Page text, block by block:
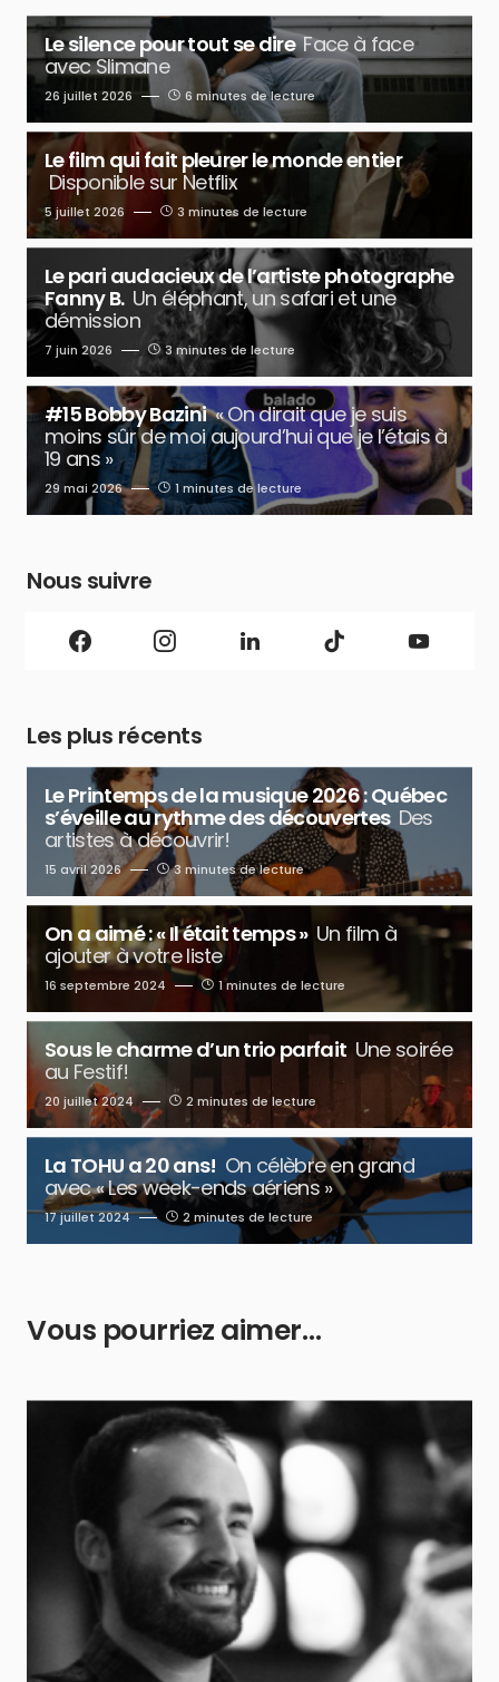
Le silence pour tout se dire Face à face
avec Slimane
26 juillet 2026 6 minutes de lecture
Le film qui fait pleurer le monde entier
Disponible sur Netflix
5 juillet 2026 3 minutes de lecture
Le pari audacieux de l’artiste photographe
Fanny B. Un éléphant, un safari et une
démission
7 juin 2026 3 minutes de lecture
#15 Bobby Bazini « On dirait que je suis
moins sûr de moi aujourd’hui que je l’étais à
19 ans »
29 mai 2026 1 minutes de lecture
Nous suivre
Les plus récents
Le Printemps de la musique 2026 : Québec
s’éveille au rythme des découvertes Des
artistes à découvrir!
15 avril 2026 3 minutes de lecture
On a aimé : « Il était temps » Un film à
ajouter à votre liste
16 septembre 2024 1 minutes de lecture
Sous le charme d’un trio parfait Une soirée
au Festif!
20 juillet 2024 2 minutes de lecture
La TOHU a 20 ans! On célèbre en grand
avec « Les week-ends aériens »
17 juillet 2024 2 minutes de lecture
Vous pourriez aimer…